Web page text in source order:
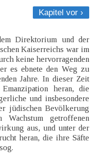
Kapitel vor ›
Direktorium und der
Kaiserreichs war im
keine hervorragenden
es ebnete den Weg zu
Jahre. In dieser Zeit
heran, die
und insbesondere
jüdischen Bevölkerung
getroffenen
aus, und unter der
heran, die ihre Säfte